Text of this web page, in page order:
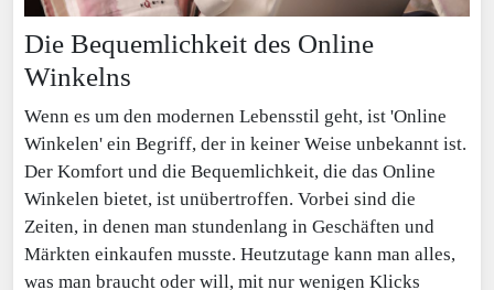
Die Bequemlichkeit des Online
Winkelns
Wenn es um den modernen Lebensstil geht, ist 'Online
Winkelen' ein Begriff, der in keiner Weise unbekannt ist.
Der Komfort und die Bequemlichkeit, die das Online
Winkelen bietet, ist unübertroffen. Vorbei sind die
Zeiten, in denen man stundenlang in Geschäften und
Märkten einkaufen musste. Heutzutage kann man alles,
was man braucht oder will, mit nur wenigen Klicks